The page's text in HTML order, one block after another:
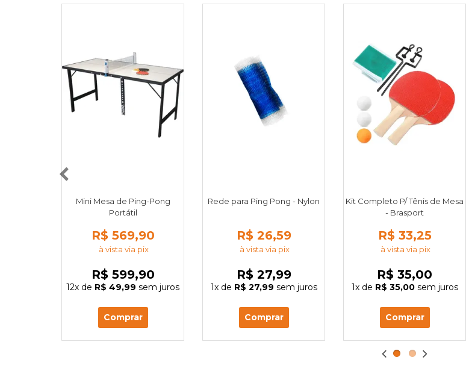
Mini Mesa de Ping-Pong
Portátil
R$ 569,90
à vista via pix
R$ 599,90
12x de R$ 49,99 sem juros
Comprar
Rede para Ping Pong - Nylon
R$ 26,59
à vista via pix
R$ 27,99
1xde R$ 27,99 sem juros
Comprar
Kit Completo P/ Tênis de Mesa
- Brasport
R$ 33,25
à vista via pix
R$ 35,00
1xde R$ 35,00sem juros
Comprar